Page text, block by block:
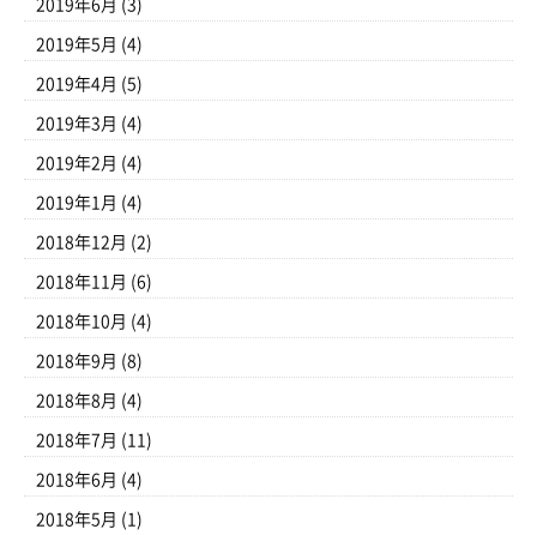
2019年6月 (3)
2019年5月 (4)
2019年4月 (5)
2019年3月 (4)
2019年2月 (4)
2019年1月 (4)
2018年12月 (2)
2018年11月 (6)
2018年10月 (4)
2018年9月 (8)
2018年8月 (4)
2018年7月 (11)
2018年6月 (4)
2018年5月 (1)